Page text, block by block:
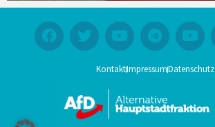
KontaktImpressumDatenschutz